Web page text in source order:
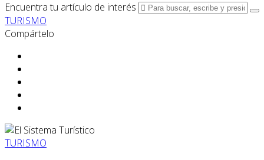
Encuentra tu artículo de interés
TURISMO
Compártelo
TURISMO